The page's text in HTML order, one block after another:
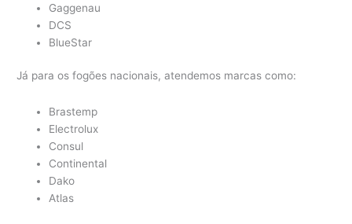
Gaggenau
DCS
BlueStar
Já para os fogões nacionais, atendemos marcas como:
Brastemp
Electrolux
Consul
Continental
Dako
Atlas